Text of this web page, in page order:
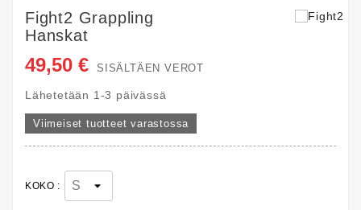
Fight2 Grappling
Hanskat
49,50 € SISÄLTÄEN VEROT
Lähetetään 1-3 päivässä
Viimeiset tuotteet varastossa
KOKO :